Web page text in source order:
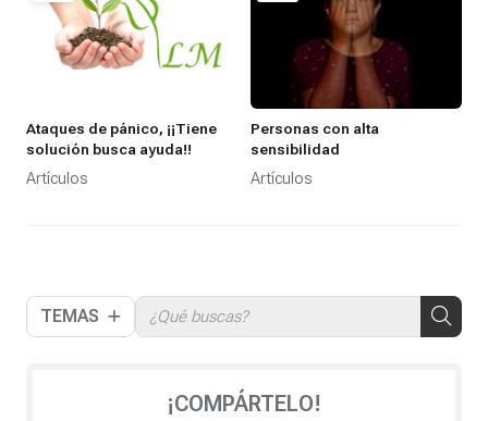
TEMAS
Ataques de pánico, ¡¡Tiene
solución busca ayuda!!
Artículos
Personas con alta
sensibilidad
Artículos
¡COMPÁRTELO!